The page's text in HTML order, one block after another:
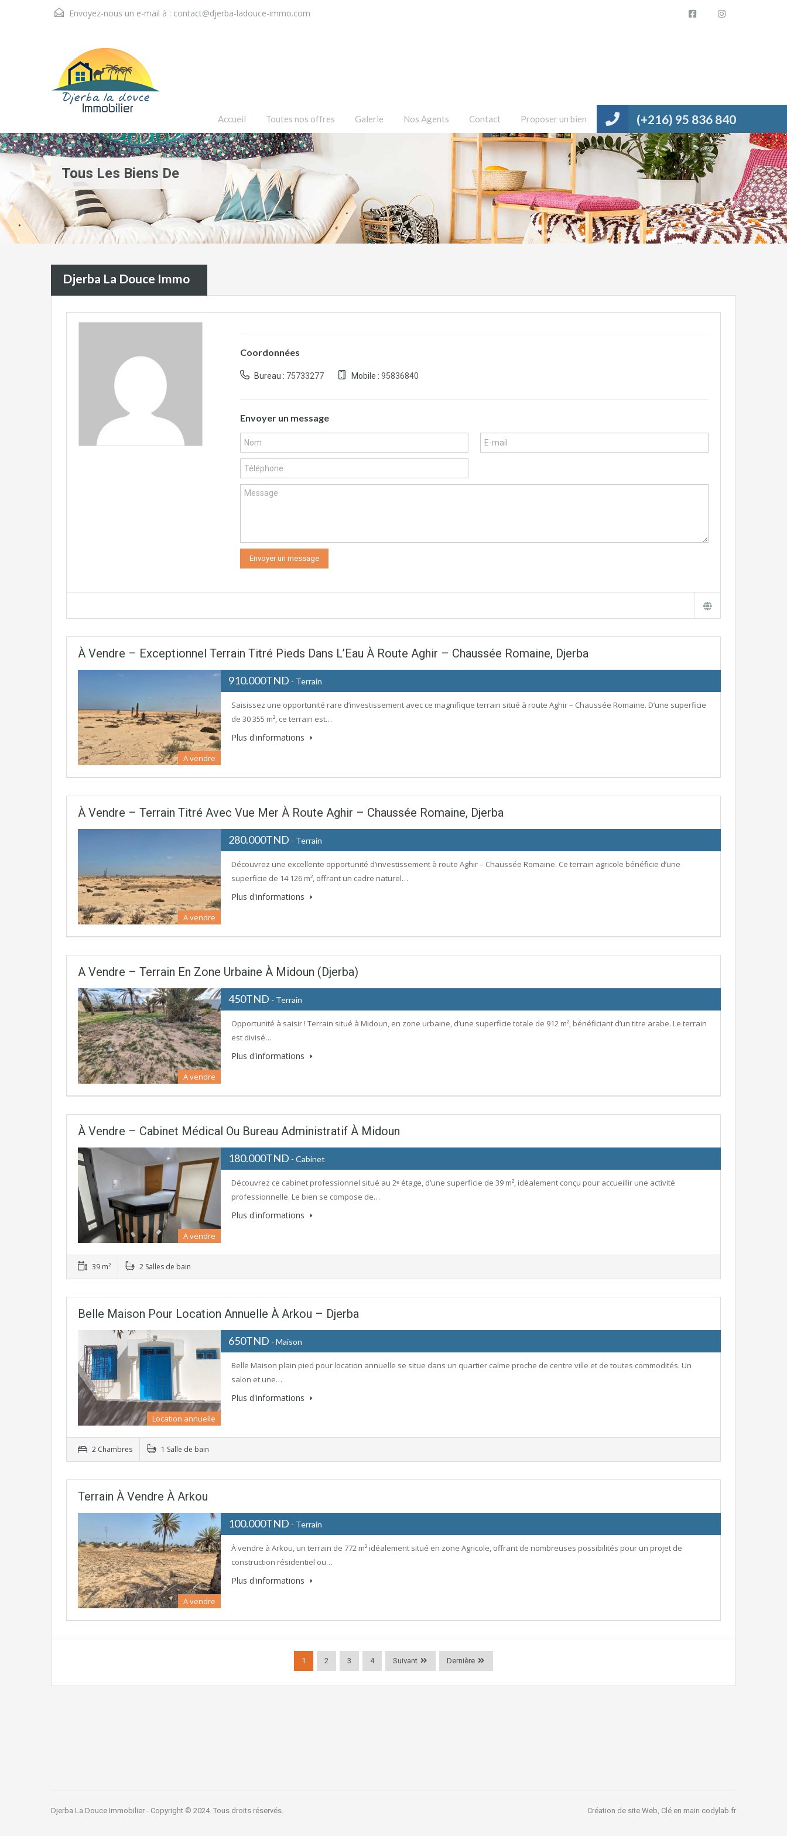
Envoyez-nous un e-mail à : contact@djerba-ladouce-immo.com
(+216) 95 836 840
Accueil Toutes nos offres Galerie Nos Agents Contact Proposer un bien
Tous Les Biens De
Djerba La Douce Immo
Coordonnées
Bureau : 75733277 Mobile : 95836840
Envoyer un message
À Vendre – Exceptionnel Terrain Titré Pieds Dans L’Eau À Route Aghir – Chaussée Romaine, Djerba
A vendre
910.000TND - Terrain
Saisissez une opportunité rare d’investissement avec ce magnifique terrain situé à route Aghir – Chaussée Romaine. D’une superficie
de 30 355 m², ce terrain est…
Plus d'informations
À Vendre – Terrain Titré Avec Vue Mer À Route Aghir – Chaussée Romaine, Djerba
A vendre
280.000TND - Terrain
Découvrez une excellente opportunité d’investissement à route Aghir – Chaussée Romaine. Ce terrain agricole bénéficie d’une
superficie de 14 126 m², offrant un cadre naturel…
Plus d'informations
A Vendre – Terrain En Zone Urbaine À Midoun (Djerba)
A vendre
450TND - Terrain
Opportunité à saisir ! Terrain situé à Midoun, en zone urbaine, d’une superficie totale de 912 m², bénéficiant d’un titre arabe. Le terrain
est divisé…
Plus d'informations
À Vendre – Cabinet Médical Ou Bureau Administratif À Midoun
A vendre
180.000TND - Cabinet
Découvrez ce cabinet professionnel situé au 2ᵉ étage, d’une superficie de 39 m², idéalement conçu pour accueillir une activité
professionnelle. Le bien se compose de…
Plus d'informations
39 m² 2 Salles de bain
Belle Maison Pour Location Annuelle À Arkou – Djerba
Location annuelle
650TND - Maison
Belle Maison plain pied pour location annuelle se situe dans un quartier calme proche de centre ville et de toutes commodités. Un
salon et une…
Plus d'informations
2 Chambres 1 Salle de bain
Terrain À Vendre À Arkou
A vendre
100.000TND - Terrain
À vendre à Arkou, un terrain de 772 m² idéalement situé en zone Agricole, offrant de nombreuses possibilités pour un projet de
construction résidentiel ou…
Plus d'informations
1 2 3 4 Suivant Dernière
Djerba La Douce Immobilier - Copyright © 2024. Tous droits réservés. Création de site Web, Clé en main codylab.fr